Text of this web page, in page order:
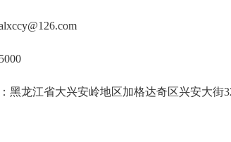
黑龙江省大兴安岭地区加格达奇区兴安大街